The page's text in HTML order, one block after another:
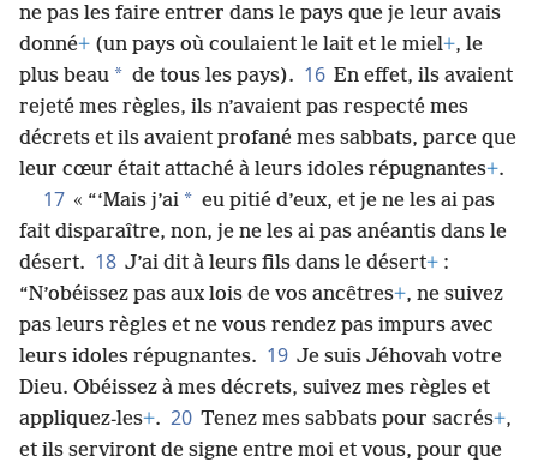
ne pas les faire entrer dans le pays que je leur avais
donné+ (un pays où coulaient le lait et le miel+, le
plus beau * de tous les pays). 16 En effet, ils avaient
rejeté mes règles, ils n’avaient pas respecté mes
décrets et ils avaient profané mes sabbats, parce que
leur cœur était attaché à leurs idoles répugnantes+.
17 « “‘Mais j’ai * eu pitié d’eux, et je ne les ai pas
fait disparaître, non, je ne les ai pas anéantis dans le
désert. 18 J’ai dit à leurs fils dans le désert+ :
“N’obéissez pas aux lois de vos ancêtres+, ne suivez
pas leurs règles et ne vous rendez pas impurs avec
leurs idoles répugnantes. 19 Je suis Jéhovah votre
Dieu. Obéissez à mes décrets, suivez mes règles et
appliquez-les+. 20 Tenez mes sabbats pour sacrés+,
et ils serviront de signe entre moi et vous, pour que